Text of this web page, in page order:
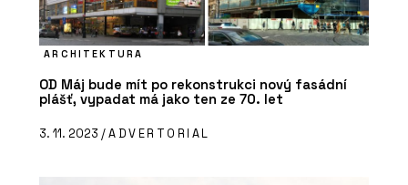
ARCHITEKTURA
OD Máj bude mít po rekonstrukci nový fasádní
plášť, vypadat má jako ten ze 70. let
3. 11. 2023 /ADVERTORIAL